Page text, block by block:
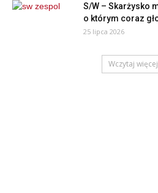
S/W – Skarżysko
o którym coraz
25 lipca 2026
Wczytaj więcej